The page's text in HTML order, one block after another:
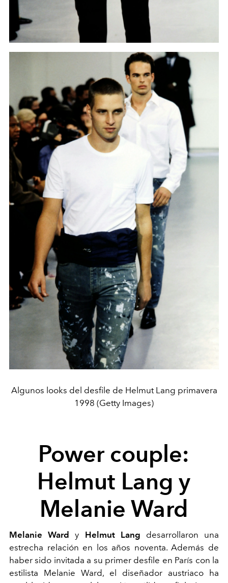
Algunos looks del desfile de Helmut Lang primavera
1998 (Getty Images)
Power couple:
Helmut Lang y
Melanie Ward
Melanie Ward y Helmut Lang desarrollaron una
estrecha relación en los años noventa. Además de
haber sido invitada a su primer desfile en París con la
estilista Melanie Ward, el diseñador austriaco ha